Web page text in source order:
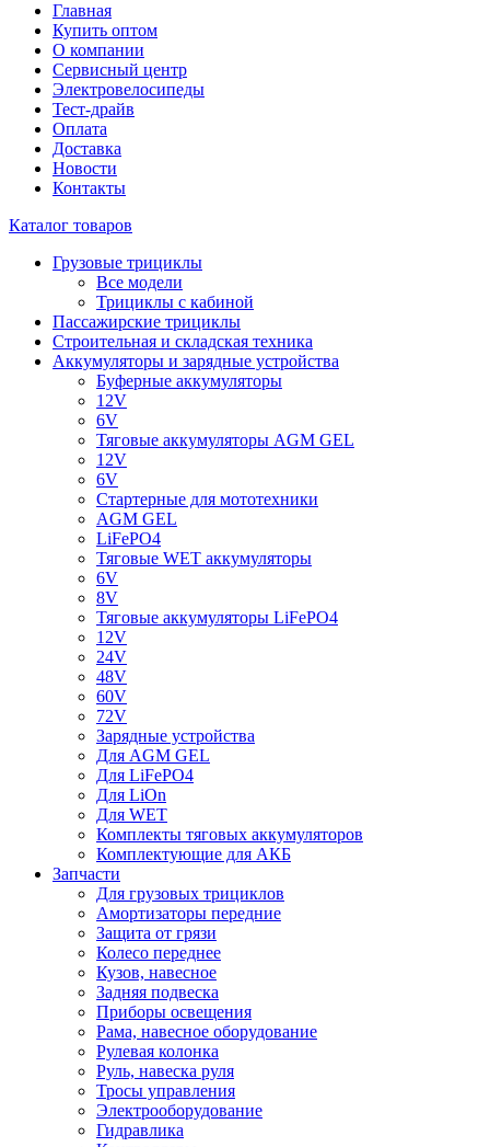
Главная
Купить оптом
О компании
Сервисный центр
Электровелосипеды
Тест-драйв
Оплата
Доставка
Новости
Контакты
Каталог товаров
Грузовые трициклы
Все модели
Трициклы с кабиной
Пассажирские трициклы
Строительная и складская техника
Аккумуляторы и зарядные устройства
Буферные аккумуляторы
12V
6V
Тяговые аккумуляторы AGM GEL
12V
6V
Стартерные для мототехники
AGM GEL
LiFePO4
Тяговые WET аккумуляторы
6V
8V
Тяговые аккумуляторы LiFePO4
12V
24V
48V
60V
72V
Зарядные устройства
Для AGM GEL
Для LiFePO4
Для LiOn
Для WET
Комплекты тяговых аккумуляторов
Комплектующие для АКБ
Запчасти
Для грузовых трициклов
Амортизаторы передние
Защита от грязи
Колесо переднее
Кузов, навесное
Задняя подвеска
Приборы освещения
Рама, навесное оборудование
Рулевая колонка
Руль, навеска руля
Тросы управления
Электрооборудование
Гидравлика